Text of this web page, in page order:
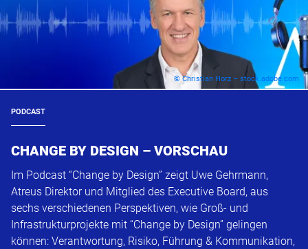
© Christian Horz – stock.adobe.com
PODCAST
CHANGE BY DESIGN – VORSCHAU
Im Podcast “Change by Design” zeigt Uwe Gehrmann,
Atreus Direktor und Mitglied des Executive Board, aus
sechs verschiedenen Perspektiven, wie Groß- und
Infrastrukturprojekte mit “Change by Design” gelingen
können: Verantwortung, Risiko, Führung & Kommunikation,